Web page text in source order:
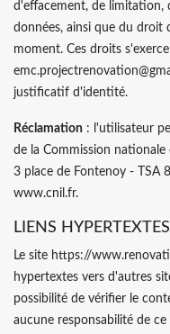
d'effacement, de limitation,
données, ainsi que du
moment. Ces droits
justificatif d'identité.
Réclamation : l'utilisateur
de la Commission
3 place de Fontenoy - TSA
www.cnil.fr.
LIENS
Le site https://
hypertextes vers d'autres
possibilité de vérifier le
aucune responsabilité de ce